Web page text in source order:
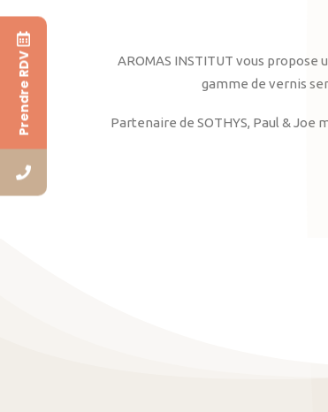
AROMAS INSTITUT vous
gamme de vernis
Partenaire de SOTHYS, Paul &
Prendre RDV